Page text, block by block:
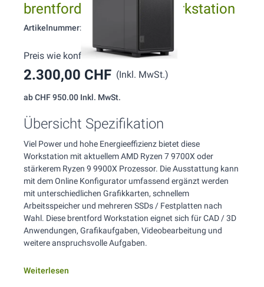
brentford W157 AMD Workstation
Artikelnummer: 157
Preis wie konfiguriert:
2.300,00 CHF (Inkl. MwSt.)
abCHF 950.00 Inkl. MwSt.
Übersicht Spezifikation
Viel Power und hohe Energieeffizienz bietet diese
Workstation mit aktuellem AMD Ryzen 7 9700X oder
stärkerem Ryzen 9 9900X Prozessor. Die Ausstattung kann
mit dem Online Konfigurator umfassend ergänzt werden
mit unterschiedlichen Grafikkarten, schnellem
Arbeitsspeicher und mehreren SSDs / Festplatten nach
Wahl. Diese brentford Workstation eignet sich für CAD / 3D
Anwendungen, Grafikaufgaben, Videobearbeitung und
weitere anspruchsvolle Aufgaben.
Weiterlesen